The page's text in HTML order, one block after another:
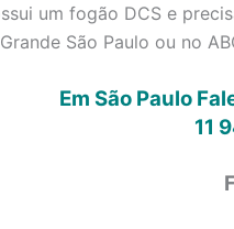
um fogão DCS e
São Paulo ou no
Em São Paulo
11